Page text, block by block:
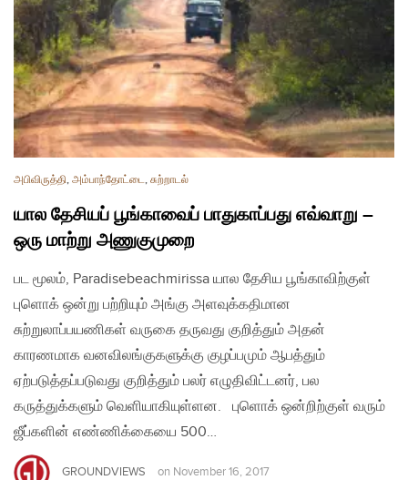
அபிவிருத்தி, அம்பாந்தோட்டை, சுற்றாடல்
யால தேசியப் பூங்காவைப் பாதுகாப்பது எவ்வாறு –
ஒரு மாற்று அணுகுமுறை
பட மூலம், Paradisebeachmirissa யால தேசிய பூங்காவிற்குள்
புளொக் ஒன்று பற்றியும் அங்கு அளவுக்கதிமான
சுற்றுலாப்பயணிகள் வருகை தருவது குறித்தும் அதன்
காரணமாக வனவிலங்குகளுக்கு குழப்பமும் ஆபத்தும்
ஏற்படுத்தப்படுவது குறித்தும் பலர் எழுதிவிட்டனர், பல
கருத்துக்களும் வெளியாகியுள்ளன. புளொக் ஒன்றிற்குள் வரும்
ஜீப்களின் எண்ணிக்கையை 500…
GROUNDVIEWS on November 16, 2017